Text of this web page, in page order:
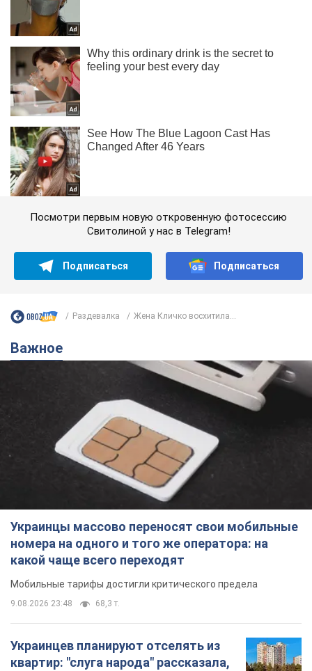
Посмотри первым новую откровенную фотосессию
Свитолиной у нас в Telegram!
Подписаться Подписаться
Раздевалка Жена Кличко восхитила...
Важное
Украинцы массово переносят свои мобильные
номера на одного и того же оператора: на
какой чаще всего переходят
Мобильные тарифы достигли критического предела
9.08.2026 23:48 68,3 т.
Украинцев планируют отселять из
квартир: "слуга народа" рассказала,